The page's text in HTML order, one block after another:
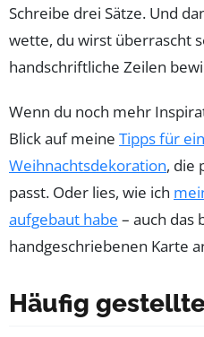
Schreibe drei Sätze. Und
wette, du wirst überrascht
handschriftliche Zeilen
Wenn du noch mehr
Blick auf meine Tipps für
Weihnachtsdekoration, die
passt. Oder lies, wie ich
aufgebaut habe – auch das
handgeschriebenen Karte
Häufig